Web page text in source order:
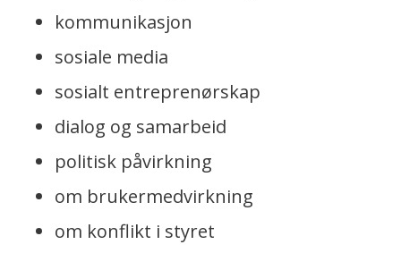
kommunikasjon
sosiale media
sosialt entreprenørskap
dialog og samarbeid
politisk påvirkning
om brukermedvirkning
om konflikt i styret